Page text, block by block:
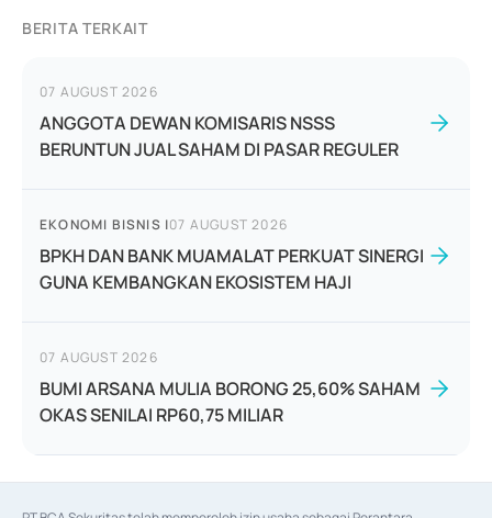
BERITA TERKAIT
07 AUGUST 2026
ANGGOTA DEWAN KOMISARIS NSSS
BERUNTUN JUAL SAHAM DI PASAR REGULER
EKONOMI BISNIS |07 AUGUST 2026
BPKH DAN BANK MUAMALAT PERKUAT SINERGI
GUNA KEMBANGKAN EKOSISTEM HAJI
07 AUGUST 2026
BUMI ARSANA MULIA BORONG 25,60% SAHAM
OKAS SENILAI RP60,75 MILIAR